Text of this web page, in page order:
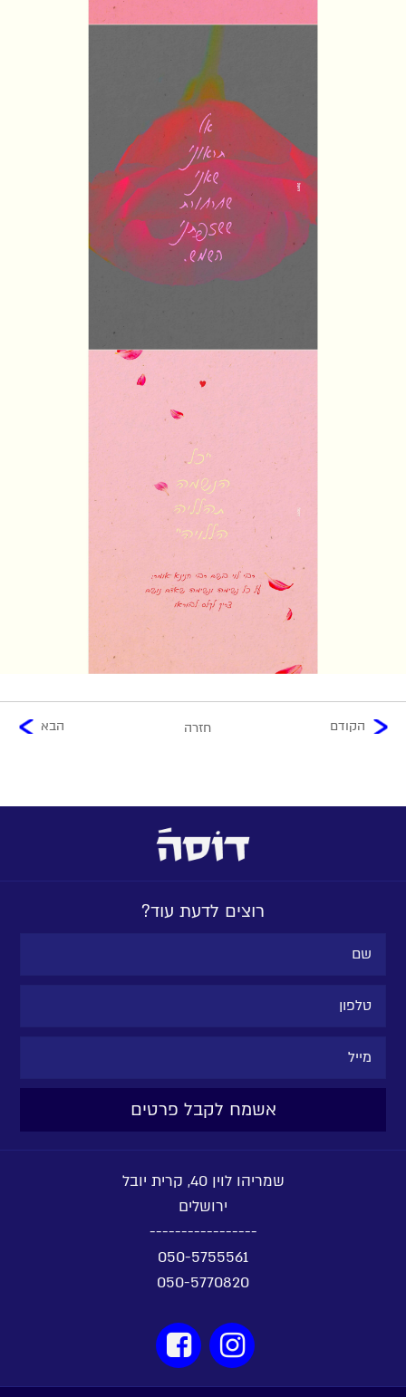
הקודם חזרה הבא
רוצים לדעת עוד?
שמריהו לוין 40, קרית יובל
ירושלים
-----------------
050-5755561
050-5770820